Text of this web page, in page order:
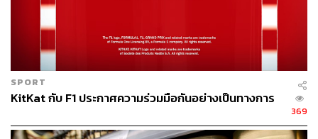
SPORT
KitKat กับ F1 ประกาศความร่วมมือกันอย่างเป็นทางการ
369